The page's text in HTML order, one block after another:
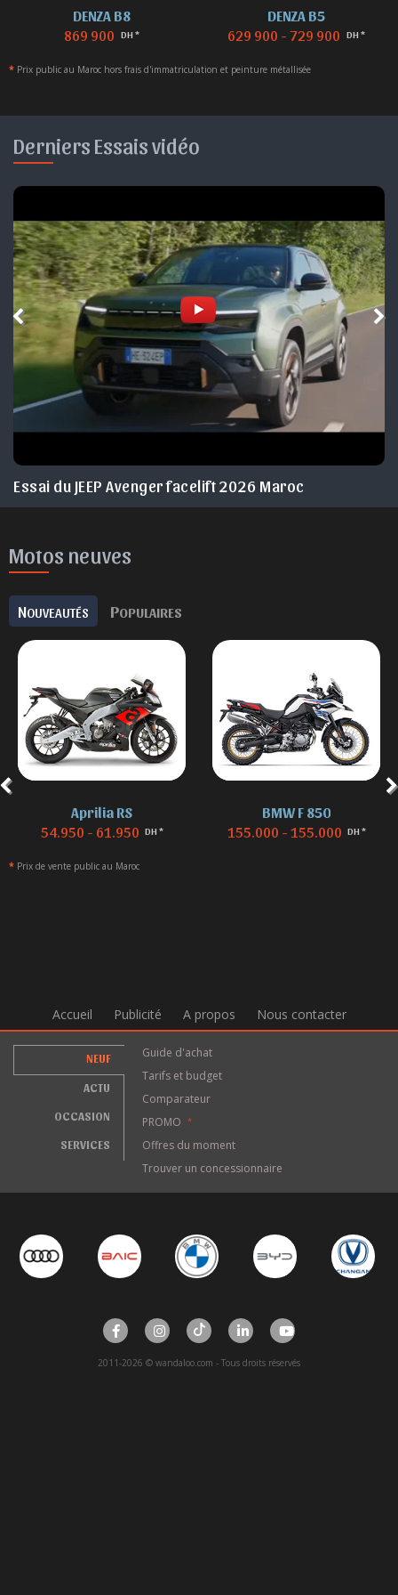
DENZA B8
869 900 DH *
DENZA B5
629 900 - 729 900 DH *
* Prix public au Maroc hors frais d'immatriculation et peinture métallisée
Derniers Essais vidéo
Essai du JEEP Avenger facelift 2026 Maroc
Motos neuves
NOUVEAUTÉS POPULAIRES
Aprilia RS
54.950 - 61.950 DH *
BMW F 850
155.000 - 155.000 DH *
* Prix de vente public au Maroc
Accueil Publicité A propos Nous contacter
NEUF
ACTU
OCCASION
SERVICES
Guide d'achat
Tarifs et budget
Comparateur
PROMO
*
Offres du moment
Trouver un concessionnaire
2011-2026 © wandaloo.com - Tous droits réservés